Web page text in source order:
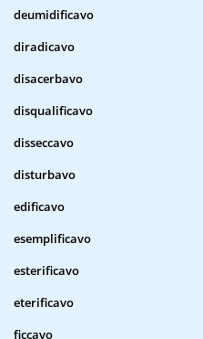
deumidificavo
diradicavo
disacerbavo
disqualificavo
disseccavo
disturbavo
edificavo
esemplificavo
esterificavo
eterificavo
ficcavo